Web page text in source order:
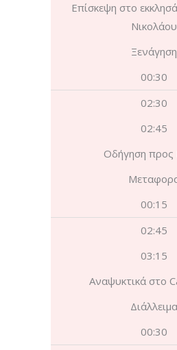
Επίσκεψη στο
Νικολάου
Ξενάγηση
00:30
02:30
02:45
Οδήγηση προς
00:15
02:45
03:15
Αναψυκτικά στο
Διάλλειμα
00:30